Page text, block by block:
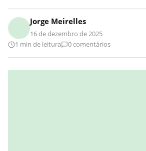
Jorge Meirelles
16 de dezembro de 2025
1 min de leitura
0 comentários